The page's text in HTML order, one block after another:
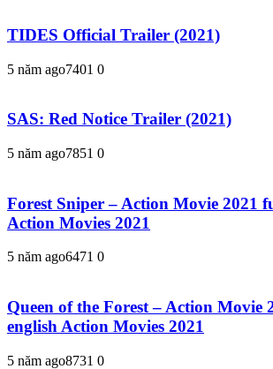
TIDES Official Trailer (2021)
5 năm ago7401 0
SAS: Red Notice Trailer (2021)
5 năm ago7851 0
Forest Sniper – Action Movie 2021
Action Movies 2021
5 năm ago6471 0
Queen of the Forest – Action Movie
english Action Movies 2021
5 năm ago8731 0